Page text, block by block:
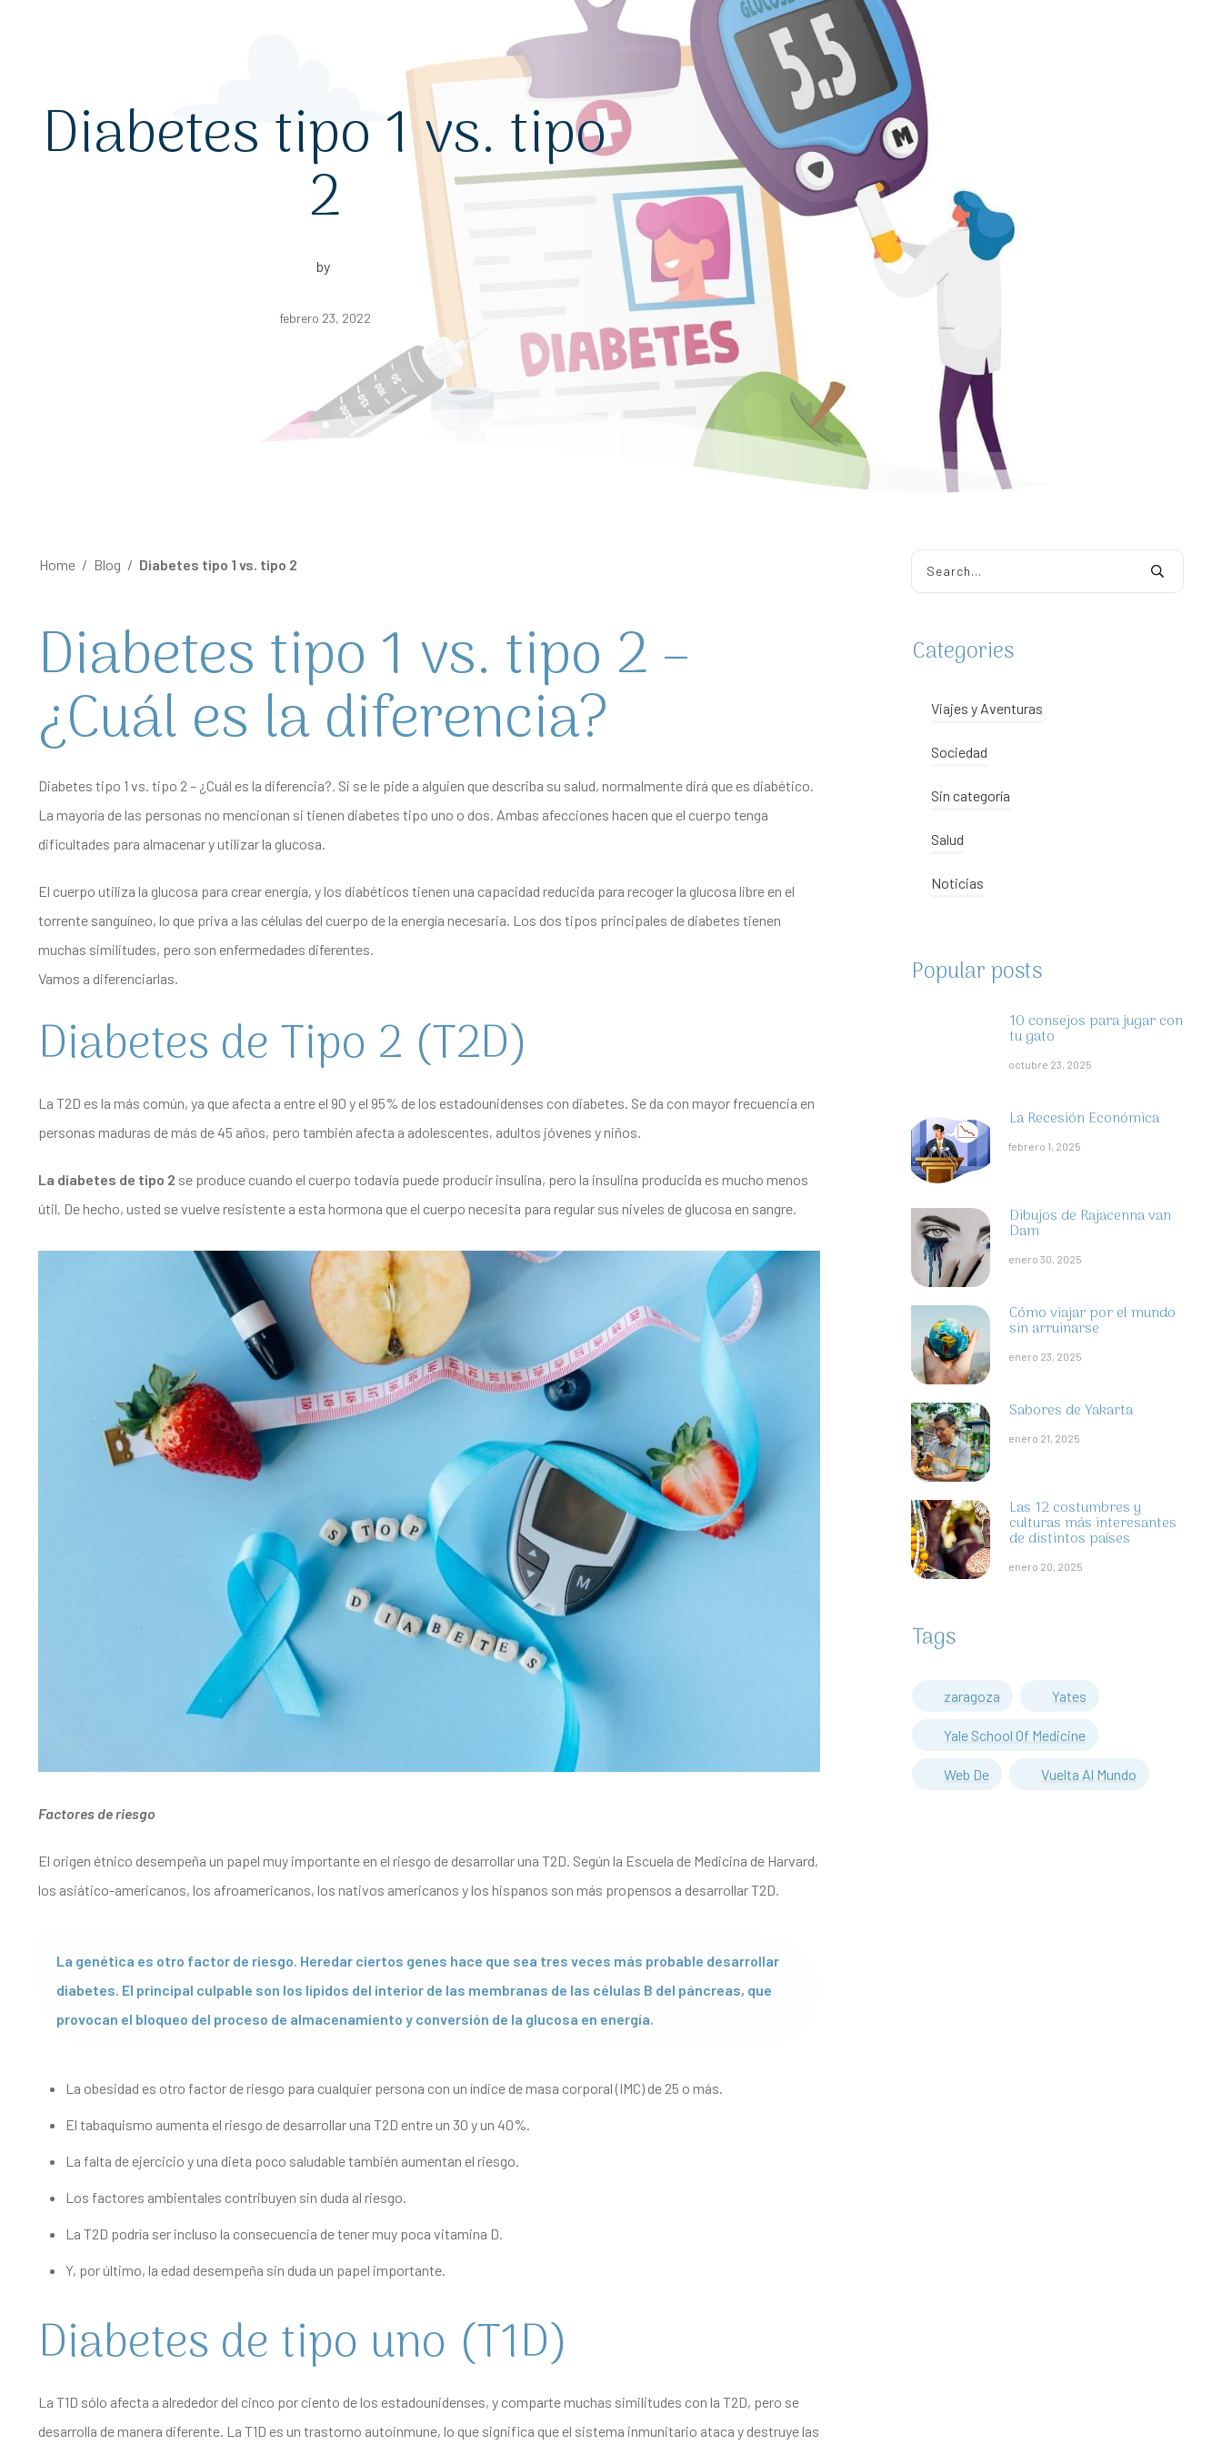
Diabetes tipo 1 vs. tipo
2
by
febrero 23, 2022
Home / Blog / Diabetes tipo 1 vs. tipo 2
Diabetes tipo 1 vs. tipo 2 –
¿Cuál es la diferencia?
Diabetes tipo 1 vs. tipo 2 – ¿Cuál es la diferencia?. Si se le pide a alguien que describa su salud, normalmente dirá que es diabético.
La mayoría de las personas no mencionan si tienen diabetes tipo uno o dos. Ambas afecciones hacen que el cuerpo tenga
dificultades para almacenar y utilizar la glucosa.
El cuerpo utiliza la glucosa para crear energía, y los diabéticos tienen una capacidad reducida para recoger la glucosa libre en el
torrente sanguíneo, lo que priva a las células del cuerpo de la energía necesaria. Los dos tipos principales de diabetes tienen
muchas similitudes, pero son enfermedades diferentes.
Vamos a diferenciarlas.
Diabetes de Tipo 2 (T2D)
La T2D es la más común, ya que afecta a entre el 90 y el 95% de los estadounidenses con diabetes. Se da con mayor frecuencia en
personas maduras de más de 45 años, pero también afecta a adolescentes, adultos jóvenes y niños.
La diabetes de tipo 2 se produce cuando el cuerpo todavía puede producir insulina, pero la insulina producida es mucho menos
útil. De hecho, usted se vuelve resistente a esta hormona que el cuerpo necesita para regular sus niveles de glucosa en sangre
Factores de riesgo
El origen étnico desempeña un papel muy importante en el riesgo de desarrollar una T2D. Según la Escuela de Medicina de Harvard,
los asiático-americanos, los afroamericanos, los nativos americanos y los hispanos son más propensos a desarrollar T2D.
La genética es otro factor de riesgo. Heredar ciertos genes hace que sea tres veces más probable desarrollar
diabetes. El principal culpable son los lípidos del interior de las membranas de las células B del páncreas, que
provocan el bloqueo del proceso de almacenamiento y conversión de la glucosa en energía.
La obesidad es otro factor de riesgo para cualquier persona con un índice de masa corporal (IMC) de 25 o más.
El tabaquismo aumenta el riesgo de desarrollar una T2D entre un 30 y un 40%.
La falta de ejercicio y una dieta poco saludable también aumentan el riesgo.
Los factores ambientales contribuyen sin duda al riesgo.
La T2D podría ser incluso la consecuencia de tener muy poca vitamina D.
Y, por último, la edad desempeña sin duda un papel importante.
Diabetes de tipo uno (T1D)
La T1D sólo afecta a alrededor del cinco por ciento de los estadounidenses, y comparte muchas similitudes con la T2D, pero se
desarrolla de manera diferente. La T1D es un trastorno autoinmune, lo que significa que el sistema inmunitario ataca y destruye las
Categories
Viajes y Aventuras
Sociedad
Sin categoría
Salud
Noticias
Popular posts
10 consejos para jugar con
tu gato
octubre 23, 2025
La Recesión Económica
febrero 1, 2025
Dibujos de Rajacenna van
Dam
enero 30, 2025
Cómo viajar por el mundo
sin arruinarse
enero 23, 2025
Sabores de Yakarta
enero 21, 2025
Las 12 costumbres y
culturas más interesantes
de distintos países
enero 20, 2025
Tags
zaragoza Yates
Yale School Of Medicine
Web De Vuelta Al Mundo